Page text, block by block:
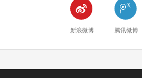

新浪微博

腾讯微博